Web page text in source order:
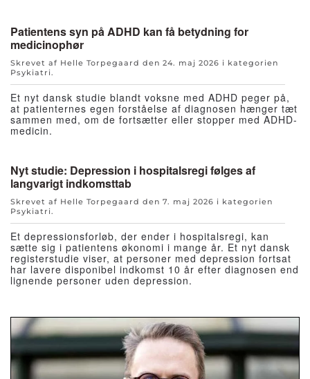
Patientens syn på ADHD kan få betydning for
medicinophør
Skrevet af Helle Torpegaard den 24. maj 2026 i kategorien
Psykiatri.
Et nyt dansk studie blandt voksne med ADHD peger på,
at patienternes egen forståelse af diagnosen hænger tæt
sammen med, om de fortsætter eller stopper med ADHD-
medicin.
Nyt studie: Depression i hospitalsregi følges af
langvarigt indkomsttab
Skrevet af Helle Torpegaard den 7. maj 2026 i kategorien
Psykiatri.
Et depressionsforløb, der ender i hospitalsregi, kan
sætte sig i patientens økonomi i mange år. Et nyt dansk
registerstudie viser, at personer med depression fortsat
har lavere disponibel indkomst 10 år efter diagnosen end
lignende personer uden depression.